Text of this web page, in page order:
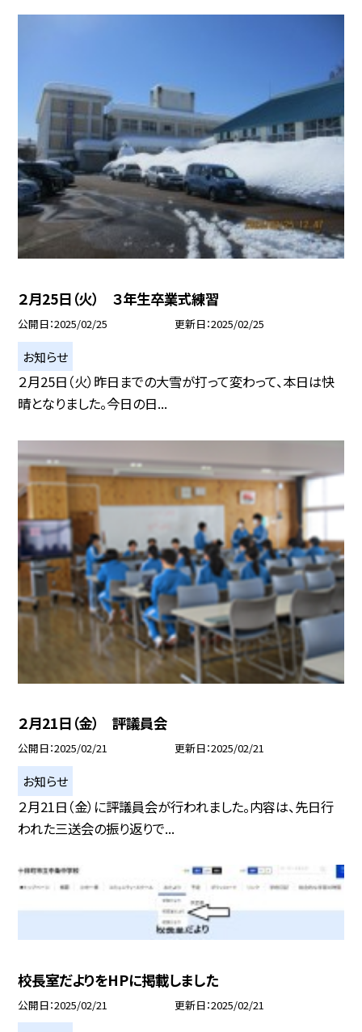
２月25日（火） ３年生卒業式練習
公開日 2025/02/25 更新日 2025/02/25
お知らせ
２月25日（火）昨日までの大雪が打って変わって、本日は快
晴となりました。今日の日...
２月21日（金） 評議員会
公開日 2025/02/21 更新日 2025/02/21
お知らせ
２月21日（金）に評議員会が行われました。内容は、先日行
われた三送会の振り返りで...
校長室だよりをHPに掲載しました
公開日 2025/02/21 更新日 2025/02/21